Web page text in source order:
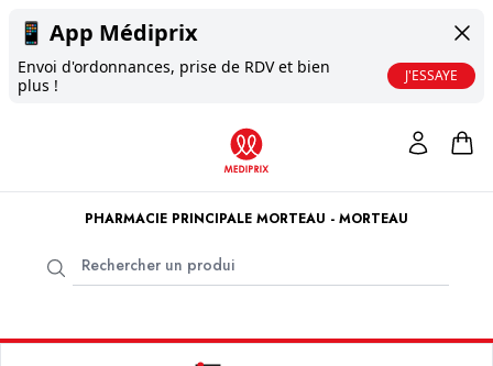
📱 App Médiprix
Envoi d'ordonnances, prise de RDV et bien
plus !
J'ESSAYE
PHARMACIE PRINCIPALE MORTEAU - MORTEAU